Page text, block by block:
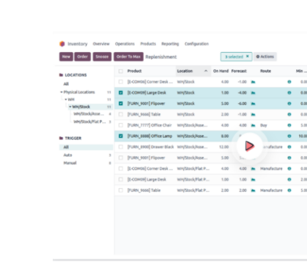
DOANH NGHIỆP CN – SX
Doanh Nghiệp Dầu Khí
Xây Dựng – Vật Liệu Xây Dựng
Quản Lý Khu Công Nghiệp
Doanh Nghiệp Vận Tải Logistics